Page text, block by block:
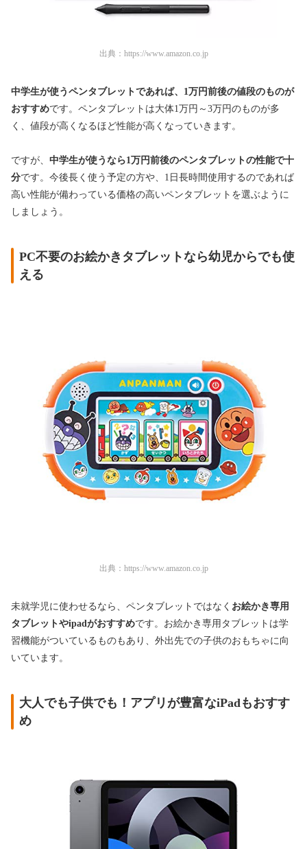
出典： https://www.amazon.co.jp
中学生が使うペンタブレットであれば、1万円前後の値段のものが
おすすめです。ペンタブレットは大体1万円～3万円のものが多
く、値段が高くなるほど性能が高くなっていきます。
ですが、 中学生が使うなら1万円前後のペンタブレットの性能で十
分です。今後長く使う予定の方や、1日長時間使用するのであれば
高い性能が備わっている価格の高いペンタブレットを選ぶように
しましょう。
PC不要のお絵かきタブレットなら幼児からでも使
える
出典： https://www.amazon.co.jp
未就学児に使わせるなら、ペンタブレットではなく お絵かき専用
タブレットやipadがおすすめです。お絵かき専用タブレットは学
習機能がついているものもあり、外出先での子供のおもちゃに向
いています。
大人でも子供でも！アプリが豊富なiPadもおすす
め